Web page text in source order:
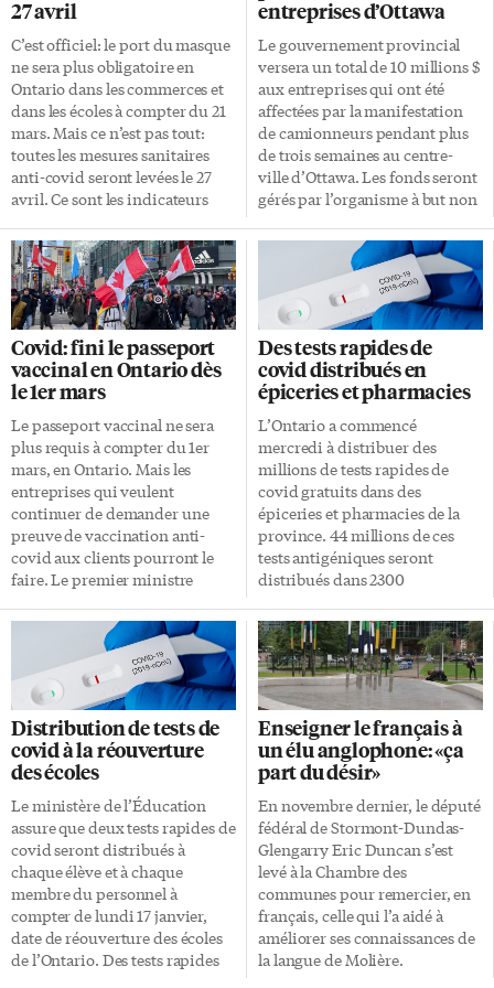
27 avril
C’est officiel: le port du masque
ne sera plus obligatoire en
Ontario dans les commerces et
dans les écoles à compter du 21
mars. Mais ce n’est pas tout:
toutes les mesures sanitaires
anti-covid seront levées le 27
avril. Ce sont les indicateurs
transmissions de la covid, et
non les élections provinciales
imminentes, qui ont motivé le
médecin hygiéniste en chef de
l’Ontario, le Dr Kieran Moore, à
faire ces recommandations au
gouvernement Ford. C’est du
moins ce qu’il a assuré cette
semaine lors de ce qui a été
présenté comme son dernier
point de presse périodique. Le
[…]
entreprises d’Ottawa
Le gouvernement provincial
versera un total de 10 millions $
aux entreprises qui ont été
affectées par la manifestation
de camionneurs pendant plus
de trois semaines au centre-
ville d’Ottawa. Les fonds seront
gérés par l’organisme à but non
devrait «distribuer l’argent
rapidement aux mains des
entreprises», selon le ministère
des Industries du patrimoine,
du sport, du tourisme et de la
culture. Plusieurs résidents et
commerces de la capitale ont
subi des répercussions
financières importantes face à
la présence du «Convoi de la
liberté», qui a paralysé le
centre-ville pendant 23 jours en
février. Jusqu’à 5000 $ […]
Covid: fini le passeport
vaccinal en Ontario dès
le 1er mars
Le passeport vaccinal ne sera
plus requis à compter du 1er
mars, en Ontario. Mais les
entreprises qui veulent
continuer de demander une
preuve de vaccination anti-
covid aux clients pourront le
faire. Le premier ministre
l’annonce, lundi. À partir du
premier mars, toutes les limites
de capacité seront levées en
Ontario, mais le port du masque
devra se poursuivre encore un
certain temps à l’intérieur et
dans les transports en commun.
La levée de toutes les limites de
capacité et du passeport
vaccinal était initialement
prévue pour le 14 mars, mais le
gouvernement Ford […]
Des tests rapides de
covid distribués en
épiceries et pharmacies
L’Ontario a commencé
mercredi à distribuer des
millions de tests rapides de
covid gratuits dans des
épiceries et pharmacies de la
province. 44 millions de ces
tests antigéniques seront
distribués dans 2300
prochaines semaines. Chaque
ménage recevra une boîte de 5
tests par visite. Des détaillants
comme Costco, Metro,
Shoppers Drug Mart et Sobey’s
permettront le ramassage en
magasin. Pour d’autres comme
Walmart et Longo’s, les tests
seront offerts à ceux qui passent
une commande en ligne.
Confiance au public Les
détaillants qui offrent les tests
n’auront pas à faire le contrôle
de l’identité de […]
Distribution de tests de
covid à la réouverture
des écoles
Le ministère de l’Éducation
assure que deux tests rapides de
covid seront distribués à
chaque élève et à chaque
membre du personnel à
compter de lundi 17 janvier,
date de réouverture des écoles
de l’Ontario. Des tests rapides
Enseigner le français à
un élu anglophone: «ça
part du désir»
En novembre dernier, le député
fédéral de Stormont-Dundas-
Glengarry Eric Duncan s’est
levé à la Chambre des
communes pour remercier, en
français, celle qui l’a aidé à
améliorer ses connaissances de
la langue de Molière.